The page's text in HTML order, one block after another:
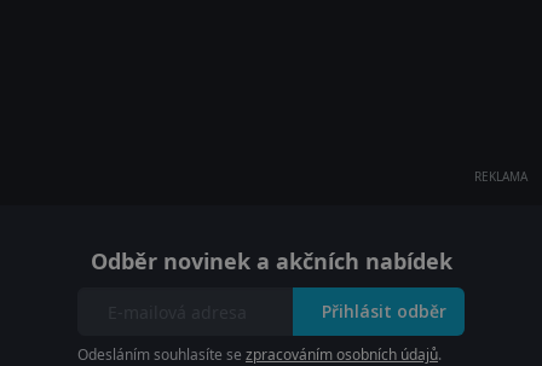
REKLAMA
Odběr novinek a akčních nabídek
Přihlásit odběr
Odesláním souhlasíte se zpracováním osobních údajů.